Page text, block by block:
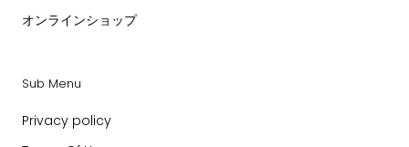
オンラインショップ
Sub Menu
Privacy policy